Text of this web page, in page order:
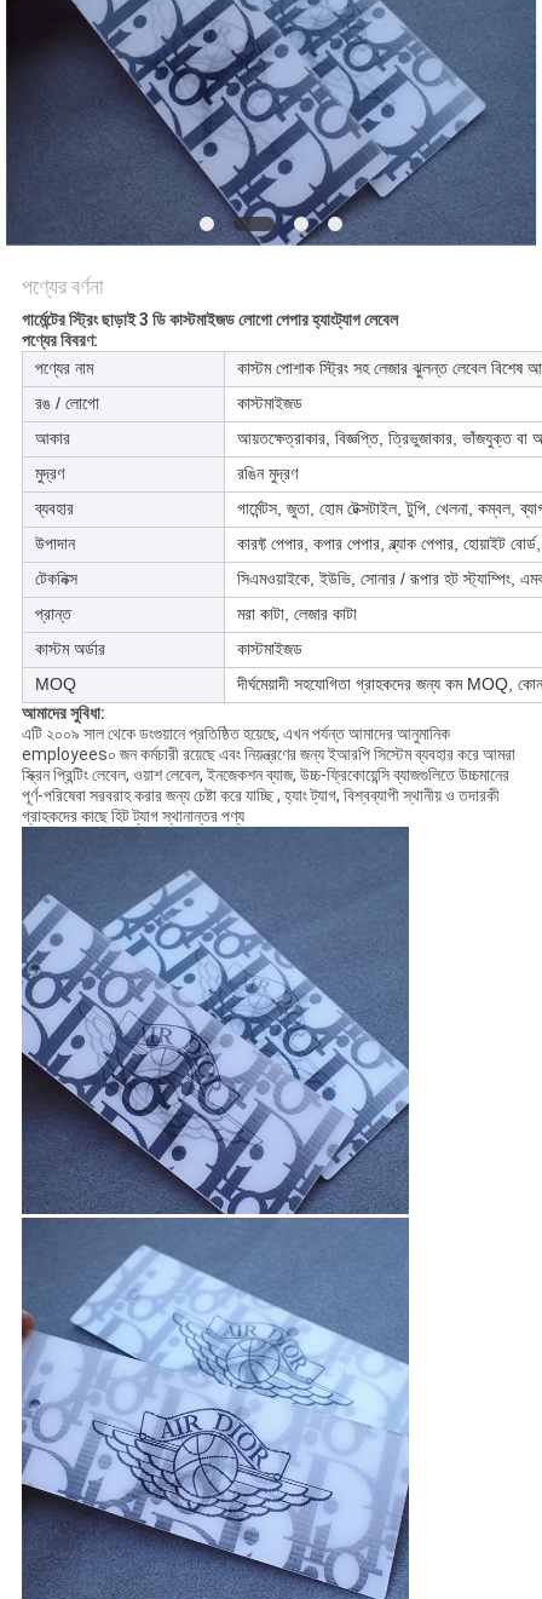
POLICY
পণ্যের বর্ণনা
গার্মেন্টের স্ট্রিং ছাড়াই 3 ডি কাস্টমাইজড লোগো পেপার হ্যাংট্যাগ লেবেল
পণ্যের বিবরণ:
পণ্যের নাম
কাস্টম পোশাক স্ট্রিং সহ লেজার ঝুলন্ত লেবেল বিশেষ
রঙ / লোগো
কাস্টমাইজড
আকার
আয়তক্ষেত্রাকার, বিজ্ঞপ্তি, ত্রিভুজাকার, ভাঁজযুক্ত বা
মুদ্রণ
রঙিন মুদ্রণ
ব্যবহার
গার্মেন্টস, জুতা, হোম টেক্সটাইল, টুপি, খেলনা, কম্বল,
উপাদান
কারফ্ট পেপার, কপার পেপার, ব্ল্যাক পেপার, হোয়াইট বোর্ড,
টেকনিক্স
সিএমওয়াইকে, ইউভি, সোনার / রূপার হট স্ট্যাম্পিং,
প্রান্ত
মরা কাটা, লেজার কাটা
কাস্টম অর্ডার
কাস্টমাইজড
MOQ
দীর্ঘমেয়াদী সহযোগিতা গ্রাহকদের জন্য কম MOQ,
আমাদের সুবিধা:
এটি ২০০৯ সাল থেকে ডংগুয়ানে প্রতিষ্ঠিত হয়েছে, এখন পর্যন্ত আমাদের আনুমানিক
employees০ জন কর্মচারী রয়েছে এবং নিয়ন্ত্রণের জন্য ইআরপি সিস্টেম ব্যবহার করে আমরা
স্ক্রিন প্রিন্টিং লেবেল, ওয়াশ লেবেল, ইনজেকশন ব্যাজ, উচ্চ-ফ্রিকোয়েন্সি ব্যাজগুলিতে উচ্চমানের
পূর্ণ-পরিষেবা সরবরাহ করার জন্য চেষ্টা করে যাচ্ছি , হ্যাং ট্যাগ, বিশ্বব্যাপী স্থানীয় ও তদারকী
গ্রাহকদের কাছে হিট ট্যাগ স্থানান্তর পণ্য